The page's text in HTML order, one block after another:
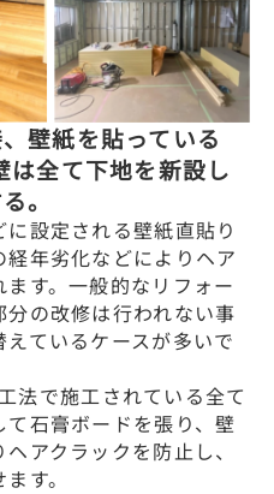
壁紙を貼っている
全て下地を新設し
。
設定される壁紙直貼り
年劣化などによりヘア
す。一般的なリフォー
の改修は行われない事
ているケースが多いで
法で施工されている全て
石膏ボードを張り、壁
アクラックを防止し、
す。